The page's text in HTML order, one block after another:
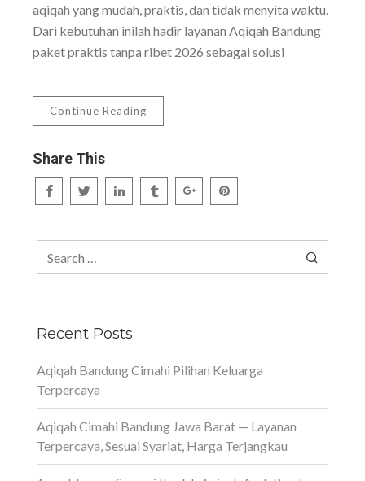
aqiqah yang mudah, praktis, dan tidak menyita waktu.
Dari kebutuhan inilah hadir layanan Aqiqah Bandung
paket praktis tanpa ribet 2026 sebagai solusi
Continue Reading
Share This
Recent Posts
Aqiqah Bandung Cimahi Pilihan Keluarga
Terpercaya
Aqiqah Cimahi Bandung Jawa Barat — Layanan
Terpercaya, Sesuai Syariat, Harga Terjangkau